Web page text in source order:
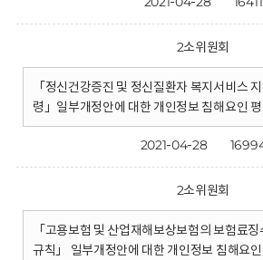
2소위원회
「정신건강증진 및 정신질환자 복지서비스
령」일부개정안에 대한 개인정보 침해요인
2021-04-28
2소위원회
「고용보험 및 산업재해보상보험의 보험료
규칙」 일부개정안에 대한 개인정보 침해요